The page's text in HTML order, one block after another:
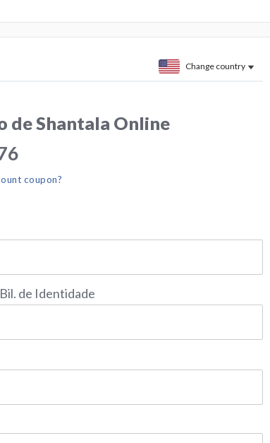
Change country
de Shantala Online
coupon?
de Identidade